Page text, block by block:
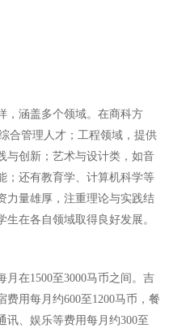
，涵盖多个领域。在商科方
合管理人才；工程领域，提供
与创新；艺术与设计类，如音
；还有教育学、计算机科学等
力量雄厚，注重理论与实践结
在各自领域取得良好发展。
在1500至3000马币之间。吉
用每月约600至1200马币，餐
讯、娱乐等费用每月约300至